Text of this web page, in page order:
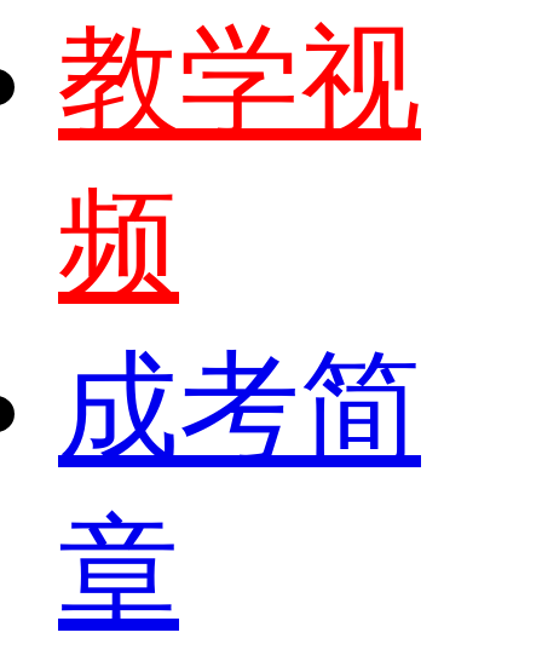
教学视
频
成考简
章